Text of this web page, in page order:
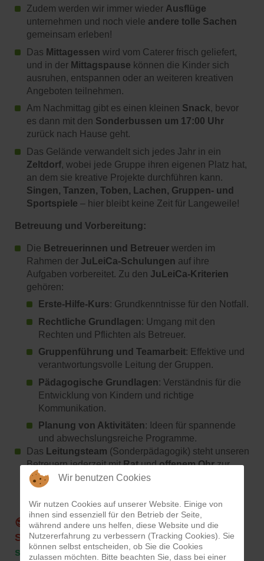
Zudem werden wir immer wieder Ausflüge
unternehmen und noch viele andere tolle Sachen
gemeinsam erleben!
Das Mittagessen wird vom Caterer frisch geliefert,
und in der Mittagspause können die Kinder sich
ausruhen, entspannen oder an weiteren kreativen
Angeboten teilnehmen.
Am Nachmittag gibt es einen kleinen Snack, bevor
es dann mit den Sonderbussen um 17:00 Uhr
zurück nach Hause geht.
Das Gelände verwandelt sich jedes Jahr in ein
Zeltdorf, wobei jede Gruppe ihren eigenen Platz hat,
an dem sie kreative Projekte durchführen kann.
Singen, Tanzen, Toben, Lachen, Gruppen- und
Sportspiele – hier bleibt keine Zeit für Langeweile!
Betreuung und Vorbereitung:
Die Betreuerinnen und Betreuer werden im
Rahmen der JuLeiCa-Schulungen auf ihre
Aufgaben vorbereitet. Zu den JuLeiCa-Kriterien
gehören:
Erste-Hilfe-Kurs: Grundkenntnisse für den Notfall.
Rechtliche Grundlagen: Umgang mit den
Rechten und Pflichten als Betreuer.
Gruppenführung und Teamarbeit: Effektive und
verantwortungsvolle Leitung der Gruppen.
Pädagogische Grundlagen: Verständnis für die
Entwicklung von Kindern und richtige
Kommunikation.
Planung von Aktivitäten: Ideen für spannende
und abwechslungsreiche Programme.
Das Leitungsteam (Sonderpädagogik) steht unseren
Betreuern jederzeit mitRatundoffenem Ohrzur
Seite.
😎Du möchtest Mini-Betreuer*in bei der
Stadtranderholung in Leonberg werden? Hier
sind die Anmeldeunterlagen.
Wir benutzen Cookies
Wir nutzen Cookies auf unserer Website. Einige von
ihnen sind essenziell für den Betrieb der Seite,
während andere uns helfen, diese Website und die
Nutzererfahrung zu verbessern (Tracking Cookies). Sie
können selbst entscheiden, ob Sie die Cookies
zulassen möchten. Bitte beachten Sie, dass bei einer